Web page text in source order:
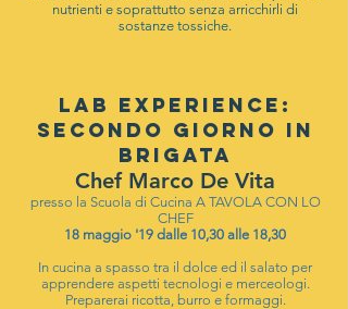
nutrienti e soprattutto senza arricchirli di
sostanze tossiche.
LAB EXPERIENCE:
SECONDO GIORNO IN
BRIGATA
Chef Marco De Vita
presso la Scuola di Cucina A TAVOLA CON LO
CHEF
18 maggio '19 dalle 10,30 alle 18,30
In cucina a spasso tra il dolce ed il salato per
apprendere aspetti tecnologi e merceologi.
Preparerai ricotta, burro e formaggi.